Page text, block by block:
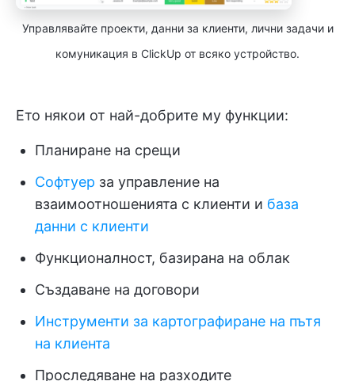
Управлявайте проекти, данни за клиенти, лични задачи и
комуникация в ClickUp от всяко устройство.
Ето някои от най-добрите му функции:
Планиране на срещи
Софтуер за управление на
взаимоотношенията с клиенти и база
данни с клиенти
Функционалност, базирана на облак
Създаване на договори
Инструменти за картографиране на пътя
на клиента
Проследяване на разходите